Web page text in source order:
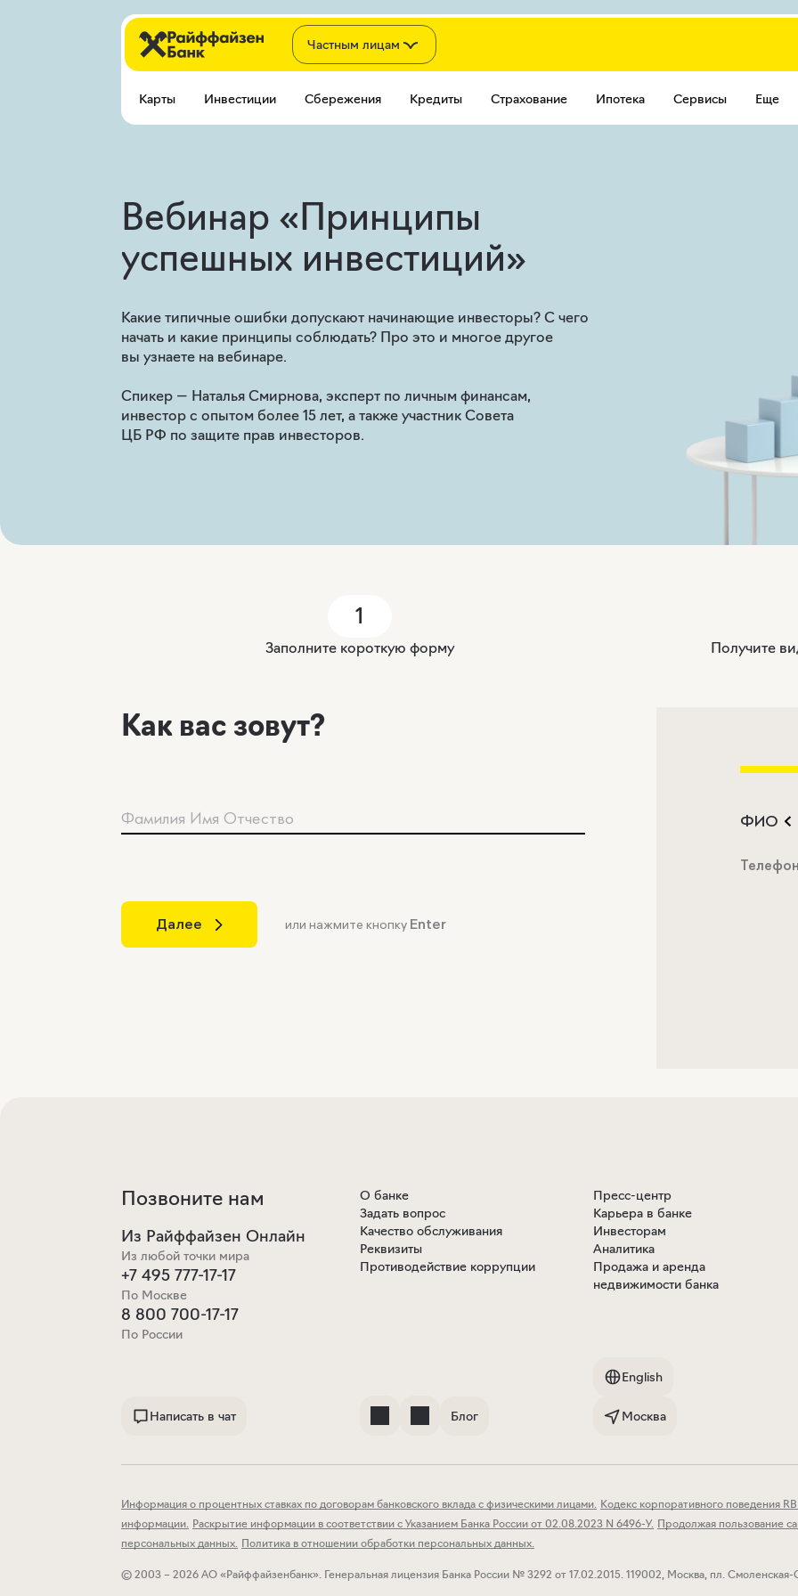
Частным лицам
Карты Инвестиции Сбережения Кредиты Страхование Ипотека Сервисы Еще
Вебинар «Принципы
успешных инвестиций»
Какие типичные ошибки допускают начинающие инвесторы? С чего
начать и какие принципы соблюдать? Про это и многое другое
вы узнаете на вебинаре.
Спикер — Наталья Смирнова, эксперт по личным финансам,
инвестор с опытом более 15 лет, а также участник Совета
ЦБ РФ по защите прав инвесторов.
1
Заполните короткую форму Получите
Как вас зовут?
Фамилия Имя Отчество
Далее или нажмите кнопку Enter
ФИО
Позвоните нам
Из Райффайзен Онлайн
Из любой точки мира
+7 495 777-17-17
По Москве
8 800 700-17-17
По России
О банке
Задать вопрос
Качество обслуживания
Реквизиты
Противодействие коррупции
Пресс-центр
Карьера в банке
Инвесторам
Аналитика
Продажа и аренда
недвижимости банка
Написать в чат Блог
English
Москва
Информация о процентных ставках по договорам банковского вклада с физическими лицами. Кодекс корпоративного поведения
информации. Раскрытие информации в соответствии с Указанием Банка России от 02.08.2023 N 6496-У. Продолжая пользование
персональных данных. Политика в отношении обработки персональных данных.
© 2003 – 2026 АО «Райффайзенбанк». Генеральная лицензия Банка России № 3292 от 17.02.2015. 119002, Москва, пл. Смоленская-